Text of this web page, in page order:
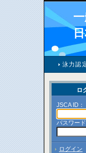
泳力認
ロ
JSCA ID：
パスワード
ログイン